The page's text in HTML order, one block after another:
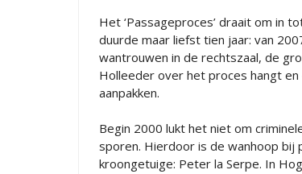
Het ‘Passageproces’ draait om in
duurde maar liefst tien jaar: van
wantrouwen in de rechtszaal, de
Holleeder over het proces hangt
aanpakken.
Begin 2000 lukt het niet om
sporen. Hierdoor is de wanhoop bij
kroongetuige: Peter la Serpe. In